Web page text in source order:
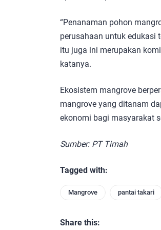
“Penanaman pohon
perusahaan untuk edukasi
itu juga ini merupakan
katanya.
Ekosistem mangrove
mangrove yang ditanam
ekonomi bagi masyarakat
Sumber: PT Timah
Tagged with:
Mangrove pantai takari
Share this: